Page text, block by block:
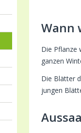
Wann
Die Pflanze
ganzen
Die Blätter
jungen